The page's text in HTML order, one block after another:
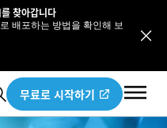
찾아갑니다
배포하는 방법을 확인해 보
무료로 시작하기